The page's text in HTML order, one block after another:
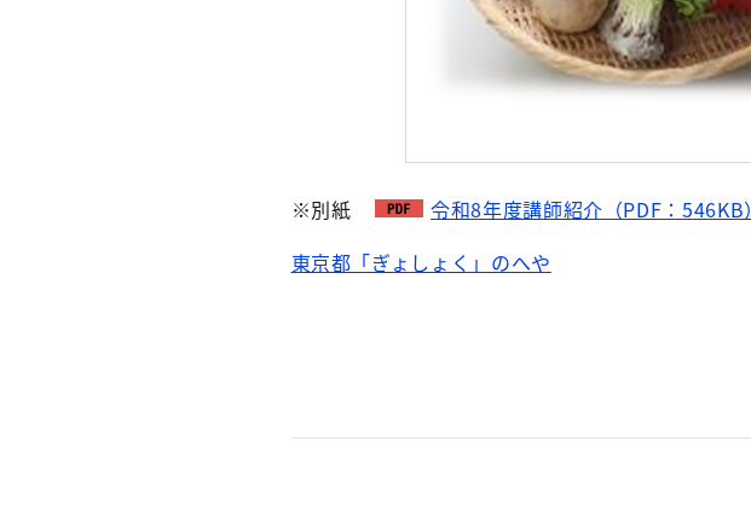
※別紙
令和8年度講師紹介（PDF：546KB）
東京都「ぎょしょく」のへや